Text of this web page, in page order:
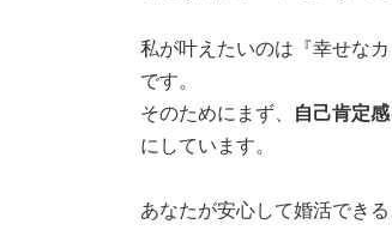
私が叶えたいのは『幸せな
です。
そのためにまず、
自己肯定
にしています。
あなたが安心して婚活でき